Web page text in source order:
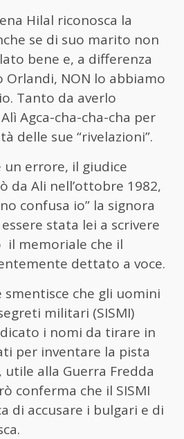
Hilal riconosca la
se di suo marito non
bene e, a differenza
Orlandi, NON lo abbiamo
Tanto da averlo
Agca-cha-cha-cha per
delle sue “rivelazioni”.
un errore, il giudice
da Ali nell’ottobre 1982,
confusa io” la signora
stata lei a scrivere
memoriale che il
dettato a voce.
che gli uomini
militari (SISMI)
i nomi da tirare in
per inventare la pista
alla Guerra Fredda
conferma che il SISMI
di accusare i bulgari e di